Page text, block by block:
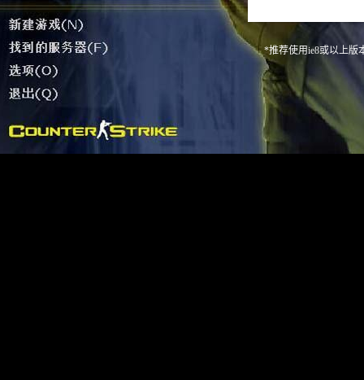
*推荐使用ie8或以上版